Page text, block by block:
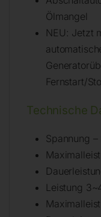
Ölmangel
NEU: Jetzt
Fernstart/
Technische
Spannung
Leistung